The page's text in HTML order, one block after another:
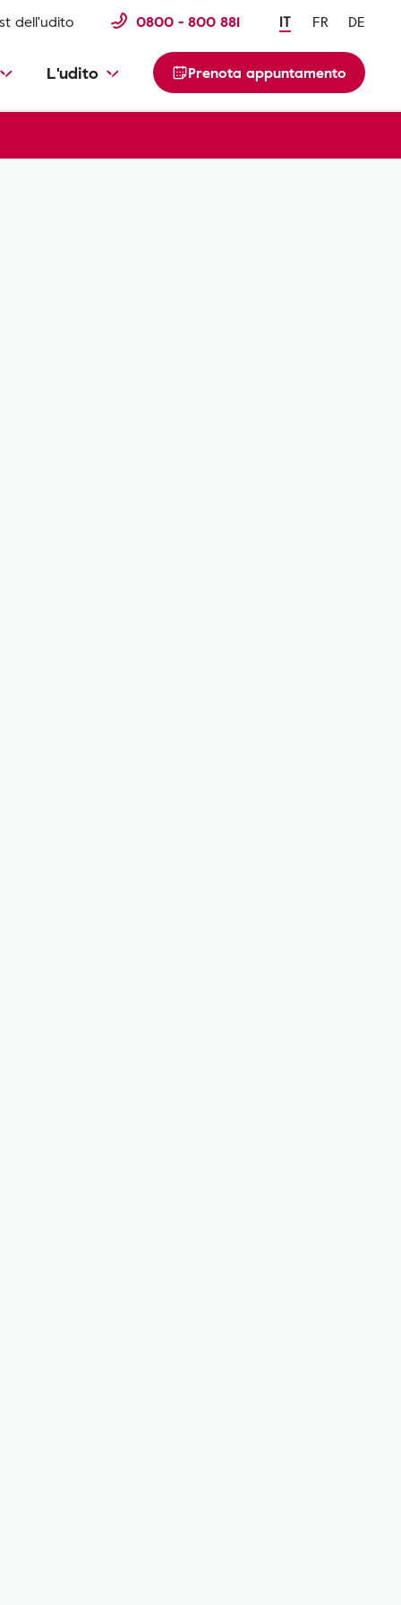
dell'udito 0800 - 800 881 IT FR DE
L'udito Prenota appuntamento